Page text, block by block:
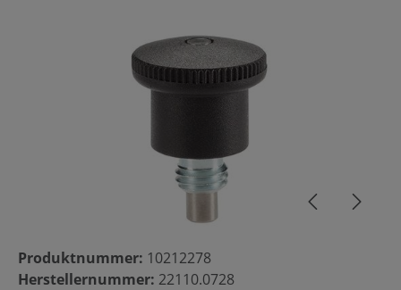
Bildergalerie überspringen
Produktnummer: 10212278
Herstellernummer: 22110.0728